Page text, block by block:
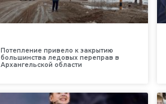
Потепление привело к закрытию
большинства ледовых переправ в
Архангельской области